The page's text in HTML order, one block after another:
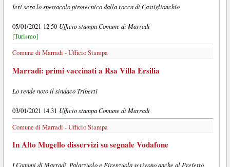
Ieri sera lo spettacolo pirotecnico dalla rocca di Castiglionchio
05/01/2021 12.50 Ufficio stampa Comune di Marradi
[Turismo]
Comune di Marradi - Ufficio Stampa
Marradi: primi vaccinati a Rsa Villa Ersilia
Lo rende noto il sindaco Triberti
03/01/2021 14.31 Ufficio stampa Comune di Marradi
Comune di Marradi - Ufficio Stampa
In Alto Mugello disservizi su segnale Vodafone
I Comuni di Marradi, Palazzuolo e Firenzuola scrivono anche al Prefetto